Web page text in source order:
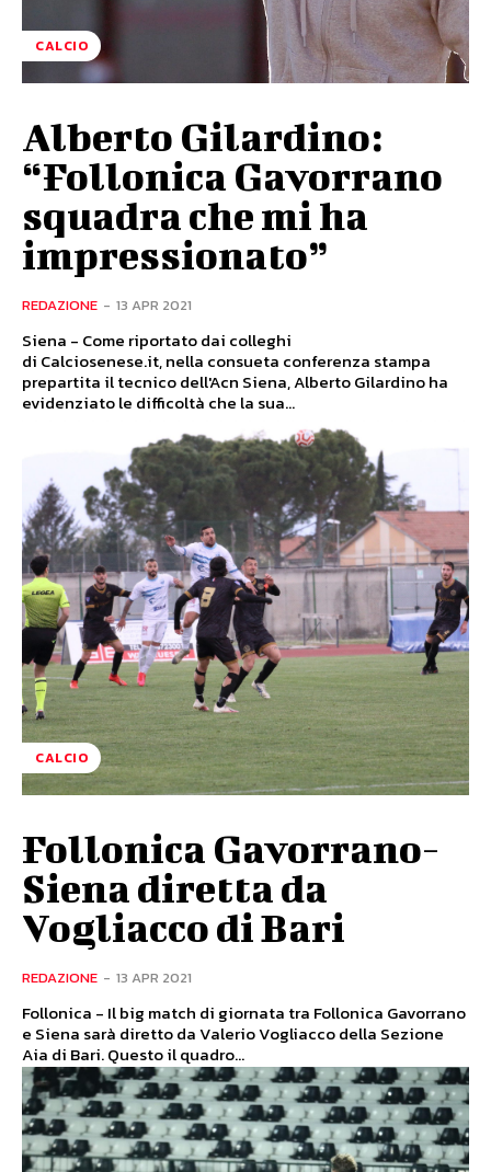
CALCIO
Alberto Gilardino:
“Follonica Gavorrano
squadra che mi ha
impressionato”
REDAZIONE - 13 APR 2021
Siena - Come riportato dai colleghi
di Calciosenese.it, nella consueta conferenza stampa
prepartita il tecnico dell'Acn Siena, Alberto Gilardino ha
evidenziato le difficoltà che la sua...
CALCIO
Follonica Gavorrano-
Siena diretta da
Vogliacco di Bari
REDAZIONE - 13 APR 2021
Follonica - Il big match di giornata tra Follonica Gavorrano
e Siena sarà diretto da Valerio Vogliacco della Sezione
Aia di Bari. Questo il quadro...